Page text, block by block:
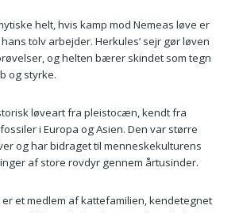
helt, hvis kamp mod Nemeas løve er
tolv arbejder. Herkules’ sejr gør løven
og helten bærer skindet som tegn
og styrke.
løveart fra pleistocæn, kendt fra
i Europa og Asien. Den var større
og har bidraget til menneskekulturens
af store rovdyr gennem årtusinder.
er et medlem af kattefamilien, kendetegnet